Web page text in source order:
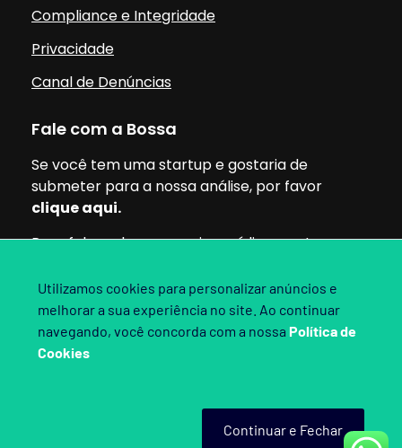
Compliance e Integridade
Privacidade
Canal de Denúncias
Fale com a Bossa
Se você tem uma startup e gostaria de
submeter para a nossa análise, por favor
clique aqui.
Para falar sobre parcerias, mídia ou outros
Siga nossas redes:
Utilizamos cookies para personalizar anúncios e
melhorar a sua experiência no site. Ao continuar
navegando, você concorda com a nossa Política de
Cookies
Continuar e Fechar